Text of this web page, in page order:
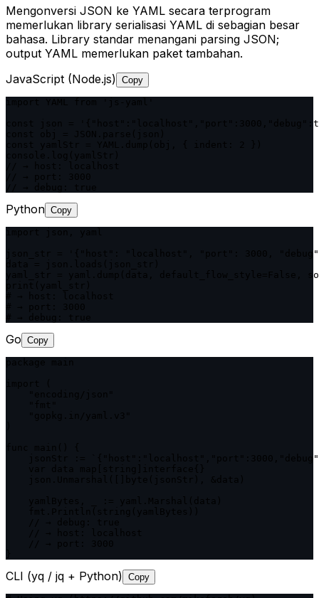
Mengonversi JSON ke YAML secara terprogram
memerlukan library serialisasi YAML di sebagian besar
bahasa. Library standar menangani parsing JSON;
output YAML memerlukan paket tambahan.
JavaScript (Node.js) Copy
const json =
Python Copy
json_str = '{"host": "localhost", "port": 3000,
yaml_str = yaml.dump(data, default_flow_style=False,
Go Copy
jsonStr :=
CLI (yq / jq + Python) Copy